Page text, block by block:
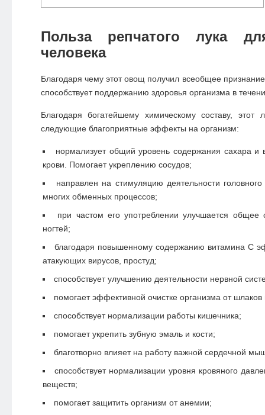
Польза репчатого лука
человека
Благодаря чему этот овощ получил всеобщее
способствует поддержанию здоровья организма в
Благодаря богатейшему химическому составу, этот
следующие благоприятные эффекты на организм:
нормализует общий уровень содержания сахара и
крови. Помогает укреплению сосудов;
направлен на стимуляцию деятельности
многих обменных процессов;
при частом его употреблении улучшается общее
ногтей;
благодаря повышенному содержанию витамина С
атакующих вирусов, простуд;
способствует улучшению деятельности нервной
помогает эффективной очистке организма от шлаков
способствует нормализации работы кишечника;
помогает укрепить зубную эмаль и кости;
благотворно влияет на работу важной сердечной
способствует нормализации уровня кровяного
веществ;
помогает защитить организм от анемии;